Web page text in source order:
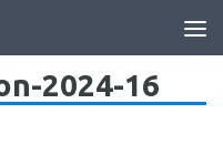
2024-16